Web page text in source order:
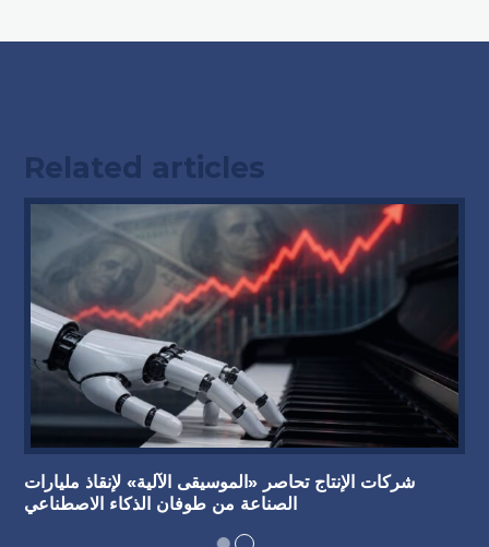
Related articles
شركات الإنتاج تحاصر «الموسيقى الآلية» لإنقاذ مليارات
الصناعة من طوفان الذكاء الاصطناعي